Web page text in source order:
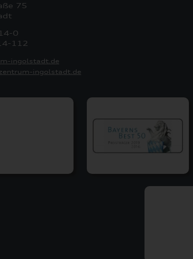
75
0
112
ingolstadt.de
ingolstadt.de